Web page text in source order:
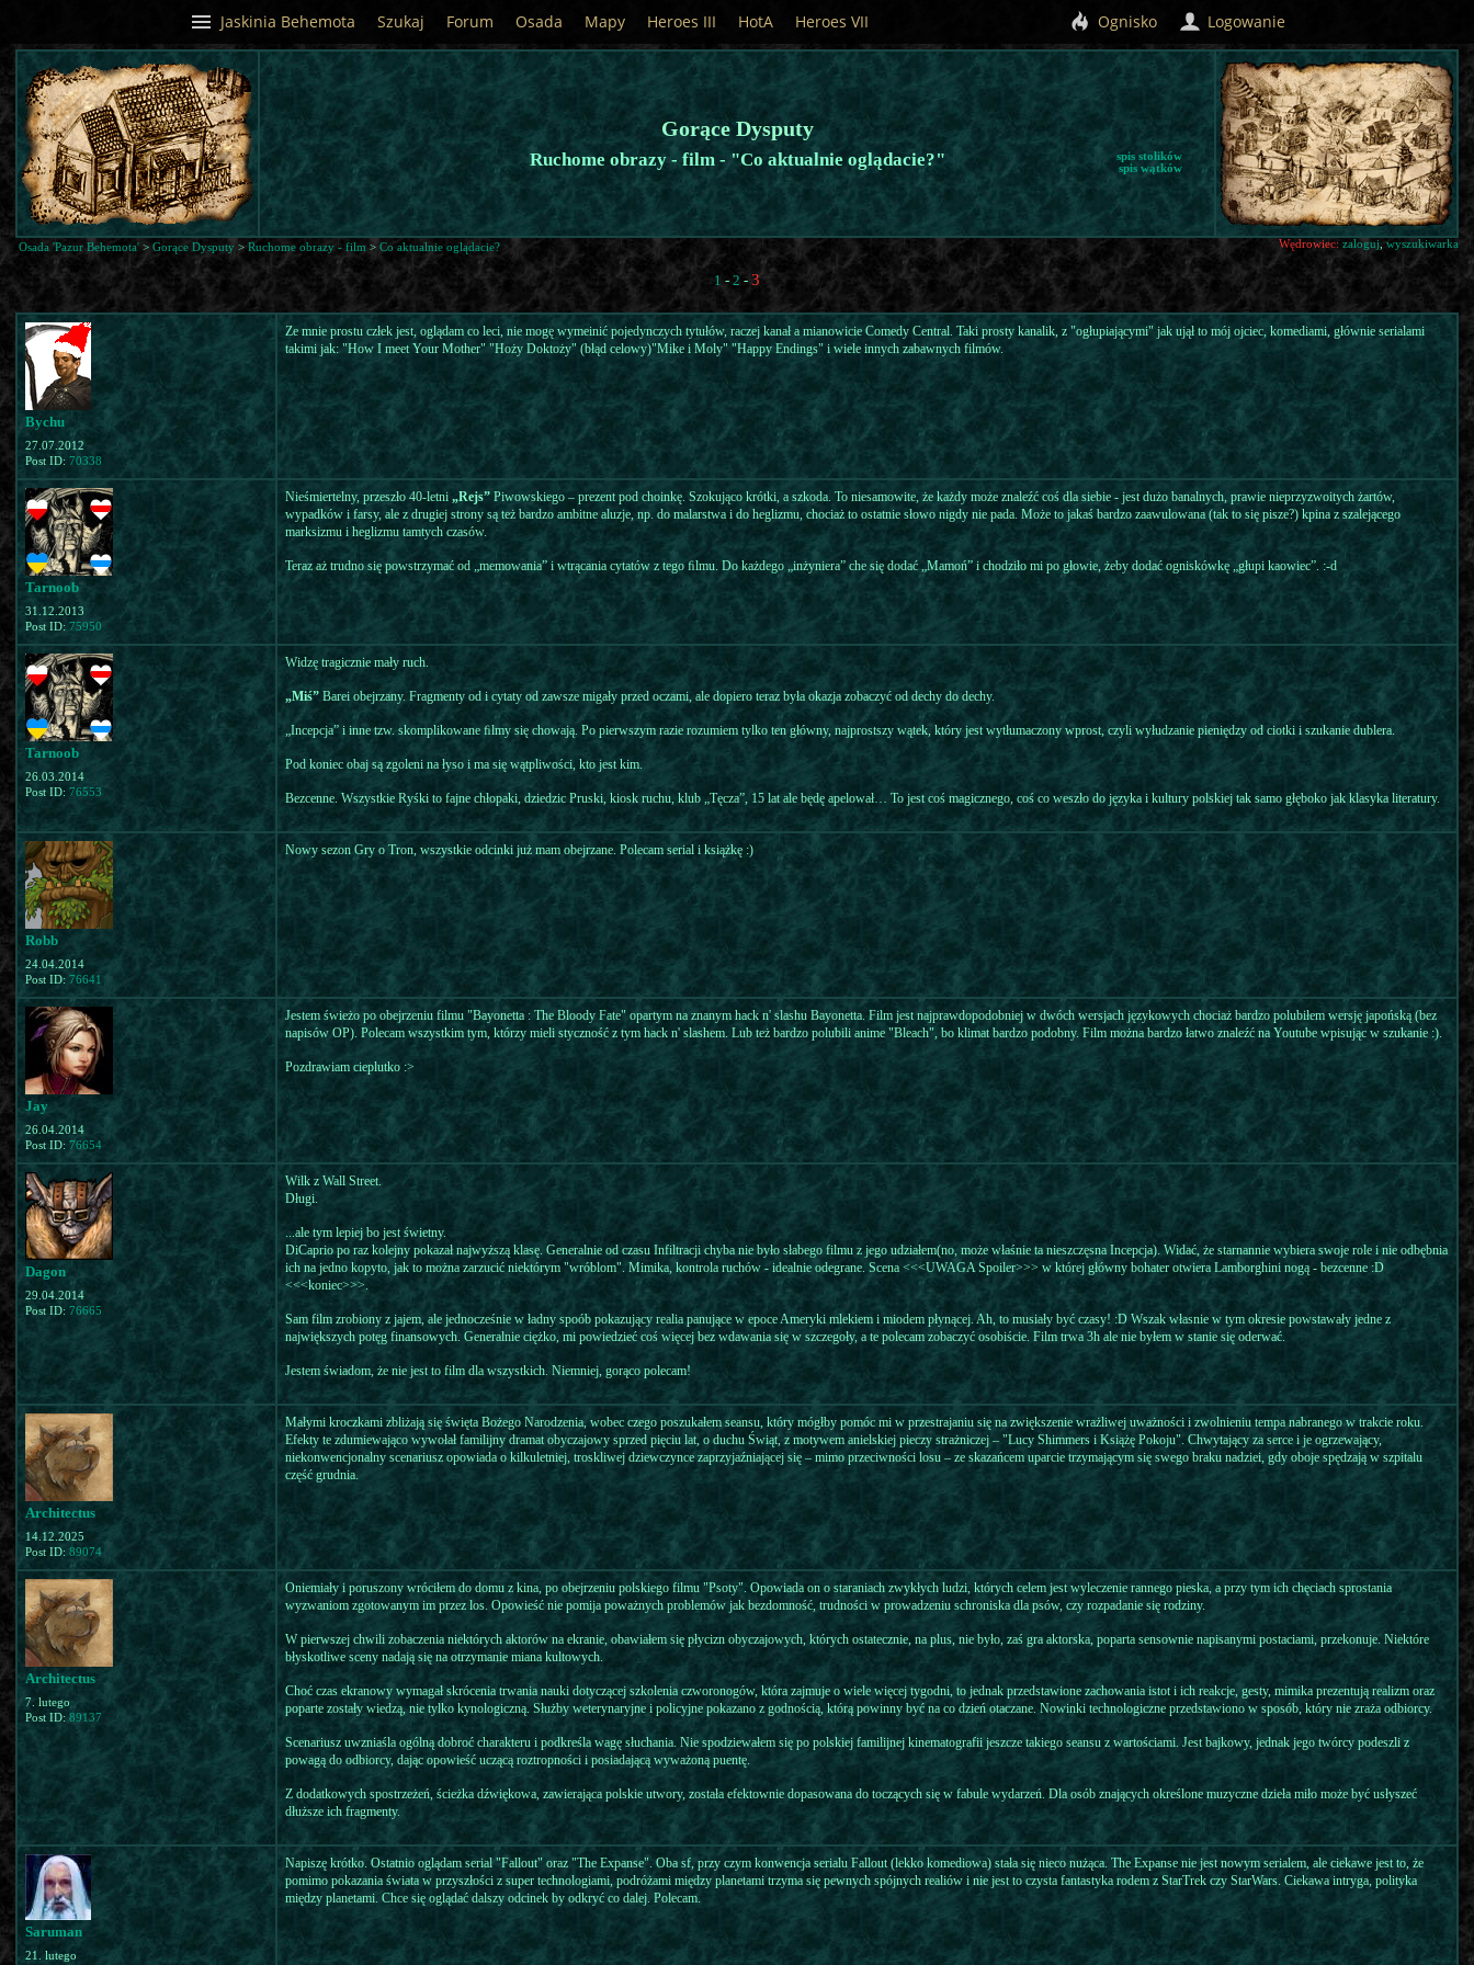
Gorące Dysputy
Ruchome obrazy - film - "Co aktualnie oglądacie?"
spis stolików
spis wątków
Osada 'Pazur Behemota' > Gorące Dysputy > Ruchome obrazy - film > Co aktualnie oglądacie? Wędrowiec: zaloguj wyszukiwarka
1 - 2 - 3
Bychu
27.07.2012
Post ID: 70338
Ze mnie prostu człek jest, oglądam co leci, nie mogę wymeinić pojedynczych tytułów, raczej kanał a mianowicie Comedy Central. Taki prosty kanalik, z "ogłupiającymi" jak ujął to mój ojciec, komediami, głównie serialami
takimi jak: "How I meet Your Mother" "Hoży Doktoży" (błąd celowy)"Mike i Moly" "Happy Endings" i wiele innych zabawnych filmów.
Tarnoob
31.12.2013
Post ID: 75950
Nieśmiertelny, przeszło 40-letni „Rejs” Piwowskiego – prezent pod choinkę. Szokująco krótki, a szkoda. To niesamowite, że każdy może znaleźć coś dla siebie - jest dużo banalnych, prawie nieprzyzwoitych żartów,
wypadków i farsy, ale z drugiej strony są też bardzo ambitne aluzje, np. do malarstwa i do heglizmu, chociaż to ostatnie słowo nigdy nie pada. Może to jakaś bardzo zaawulowana (tak to się pisze?) kpina z szalejącego
marksizmu i heglizmu tamtych czasów.
Teraz aż trudno się powstrzymać od „memowania” i wtrącania cytatów z tego ﬁlmu. Do każdego „inżyniera” che się dodać „Mamoń” i chodziło mi po głowie, żeby dodać ogniskówkę „głupi kaowiec”. :-d
Tarnoob
26.03.2014
Post ID: 76553
Widzę tragicznie mały ruch.
„Miś” Barei obejrzany. Fragmenty od i cytaty od zawsze migały przed oczami, ale dopiero teraz była okazja zobaczyć od dechy do dechy.
„Incepcja” i inne tzw. skomplikowane ﬁlmy się chowają. Po pierwszym razie rozumiem tylko ten główny, najprostszy wątek, który jest wytłumaczony wprost, czyli wyłudzanie pieniędzy od ciotki i szukanie dublera.
Pod koniec obaj są zgoleni na łyso i ma się wątpliwości, kto jest kim.
Bezcenne. Wszystkie Ryśki to fajne chłopaki, dziedzic Pruski, kiosk ruchu, klub „Tęcza”, 15 lat ale będę apelował… To jest coś magicznego, coś co weszło do języka i kultury polskiej tak samo głęboko jak klasyka literatury.
Robb
24.04.2014
Post ID: 76641
Nowy sezon Gry o Tron, wszystkie odcinki już mam obejrzane. Polecam serial i książkę :)
Jay
26.04.2014
Post ID: 76654
Jestem świeżo po obejrzeniu filmu "Bayonetta : The Bloody Fate" opartym na znanym hack n' slashu Bayonetta. Film jest najprawdopodobniej w dwóch wersjach językowych chociaż bardzo polubiłem wersję japońską (bez
napisów OP). Polecam wszystkim tym, którzy mieli styczność z tym hack n' slashem. Lub też bardzo polubili anime "Bleach", bo klimat bardzo podobny. Film można bardzo łatwo znaleźć na Youtube wpisując w szukanie :).
Pozdrawiam cieplutko :>
Dagon
29.04.2014
Post ID: 76665
Wilk z Wall Street.
Długi.
...ale tym lepiej bo jest świetny.
DiCaprio po raz kolejny pokazał najwyższą klasę. Generalnie od czasu Infiltracji chyba nie było słabego filmu z jego udziałem(no, może właśnie ta nieszczęsna Incepcja). Widać, że starnannie wybiera swoje role i nie odbębnia
ich na jedno kopyto, jak to można zarzucić niektórym "wróblom". Mimika, kontrola ruchów - idealnie odegrane. Scena <<<UWAGA Spoiler>>> w której główny bohater otwiera Lamborghini nogą - bezcenne :D
<<<koniec>>>.
Sam film zrobiony z jajem, ale jednocześnie w ładny spoób pokazujący realia panujące w epoce Ameryki mlekiem i miodem płynącej. Ah, to musiały być czasy! :D Wszak własnie w tym okresie powstawały jedne z
największych potęg finansowych. Generalnie ciężko, mi powiedzieć coś więcej bez wdawania się w szczegoły, a te polecam zobaczyć osobiście. Film trwa 3h ale nie byłem w stanie się oderwać.
Jestem świadom, że nie jest to film dla wszystkich. Niemniej, gorąco polecam!
Architectus
14.12.2025
Post ID: 89074
Małymi kroczkami zbliżają się święta Bożego Narodzenia, wobec czego poszukałem seansu, który mógłby pomóc mi w przestrajaniu się na zwiększenie wrażliwej uważności i zwolnieniu tempa nabranego w trakcie roku.
Efekty te zdumiewająco wywołał familijny dramat obyczajowy sprzed pięciu lat, o duchu Świąt, z motywem anielskiej pieczy strażniczej – "Lucy Shimmers i Książę Pokoju". Chwytający za serce i je ogrzewający,
niekonwencjonalny scenariusz opowiada o kilkuletniej, troskliwej dziewczynce zaprzyjaźniającej się – mimo przeciwności losu – ze skazańcem uparcie trzymającym się swego braku nadziei, gdy oboje spędzają w szpitalu
część grudnia.
Architectus
7. lutego
Post ID:89137
Oniemiały i poruszony wróciłem do domu z kina, po obejrzeniu polskiego filmu "Psoty". Opowiada on o staraniach zwykłych ludzi, których celem jest wyleczenie rannego pieska, a przy tym ich chęciach sprostania
wyzwaniom zgotowanym im przez los. Opowieść nie pomija poważnych problemów jak bezdomność, trudności w prowadzeniu schroniska dla psów, czy rozpadanie się rodziny.
W pierwszej chwili zobaczenia niektórych aktorów na ekranie, obawiałem się płycizn obyczajowych, których ostatecznie, na plus, nie było, zaś gra aktorska, poparta sensownie napisanymi postaciami, przekonuje. Niektóre
błyskotliwe sceny nadają się na otrzymanie miana kultowych.
Choć czas ekranowy wymagał skrócenia trwania nauki dotyczącej szkolenia czworonogów, która zajmuje o wiele więcej tygodni, to jednak przedstawione zachowania istot i ich reakcje, gesty, mimika prezentują realizm oraz
poparte zostały wiedzą, nie tylko kynologiczną. Służby weterynaryjne i policyjne pokazano z godnością, którą powinny być na co dzień otaczane. Nowinki technologiczne przedstawiono w sposób, który nie zraża odbiorcy.
Scenariusz uwzniaśla ogólną dobroć charakteru i podkreśla wagę słuchania. Nie spodziewałem się po polskiej familijnej kinematografii jeszcze takiego seansu z wartościami. Jest bajkowy, jednak jego twórcy podeszli z
powagą do odbiorcy, dając opowieść uczącą roztropności i posiadającą wyważoną puentę.
Z dodatkowych spostrzeżeń, ścieżka dźwiękowa, zawierająca polskie utwory, została efektownie dopasowana do toczących się w fabule wydarzeń. Dla osób znających określone muzyczne dzieła miło może być usłyszeć
dłuższe ich fragmenty.
Saruman
21. lutego
Napiszę krótko. Ostatnio oglądam serial "Fallout" oraz "The Expanse". Oba sf, przy czym konwencja serialu Fallout (lekko komediowa) stała się nieco nużąca. The Expanse nie jest nowym serialem, ale ciekawe jest to, że
pomimo pokazania świata w przyszłości z super technologiami, podróżami między planetami trzyma się pewnych spójnych realiów i nie jest to czysta fantastyka rodem z StarTrek czy StarWars. Ciekawa intryga, polityka
między planetami. Chce się oglądać dalszy odcinek by odkryć co dalej. Polecam.
Jaskinia Behemota Szukaj Forum Osada Mapy Heroes III HotA Heroes VII Ognisko Logowanie